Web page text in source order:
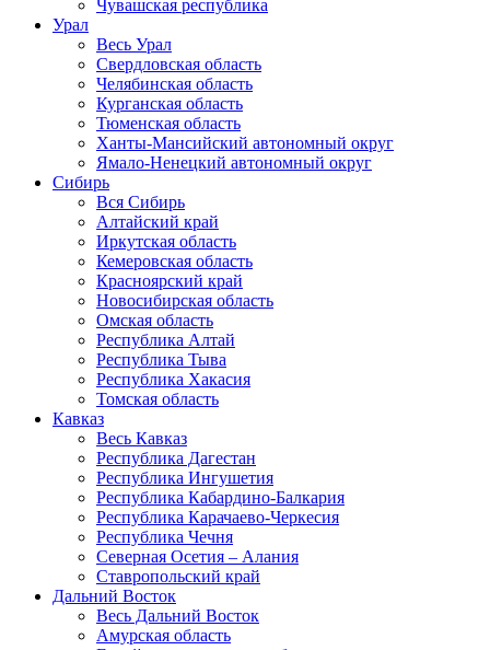
Чувашская республика
Урал
Весь Урал
Свердловская область
Челябинская область
Курганская область
Тюменская область
Ханты-Мансийский автономный округ
Ямало-Ненецкий автономный округ
Сибирь
Вся Сибирь
Алтайский край
Иркутская область
Кемеровская область
Красноярский край
Новосибирская область
Омская область
Республика Алтай
Республика Тыва
Республика Хакасия
Томская область
Кавказ
Весь Кавказ
Республика Дагестан
Республика Ингушетия
Республика Кабардино-Балкария
Республика Карачаево-Черкесия
Республика Чечня
Северная Осетия – Алания
Ставропольский край
Дальний Восток
Весь Дальний Восток
Амурская область